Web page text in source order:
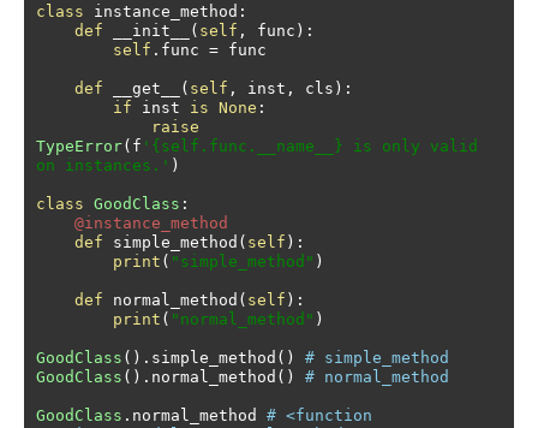
class instance_method :
def __init__ ( self , func ):
self . func = func
def __get__ ( self , inst , cls ):
if inst is None :
raise
TypeError( f '{self.func.__name__} is only valid
on instances.' )
class GoodClass :
@instance_method
def simple_method ( self ):
print ( "simple_method" )
def normal_method ( self ):
print ( "normal_method" )
GoodClass (). simple_method ()
# simple_method
GoodClass (). normal_method () # normal_method
GoodClass . normal_method # <function